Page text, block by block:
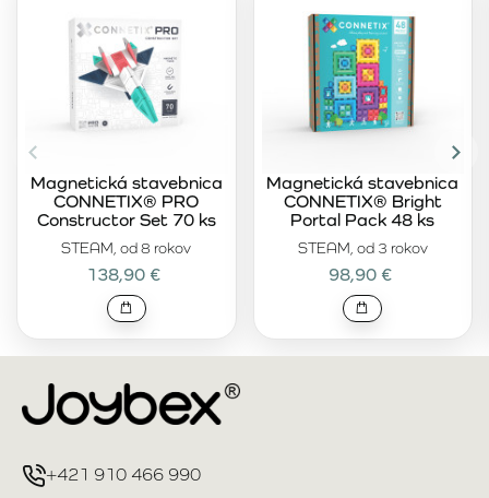
STEAM, od 8 rokov
Magnetická stavebnica
CONNETIX® PRO
Constructor Set 70 ks
138,90 €
STEAM, od 3 rokov
Magnetická stavebnica
CONNETIX® Bright
Portal Pack 48 ks
98,90 €
+421 910 466 990